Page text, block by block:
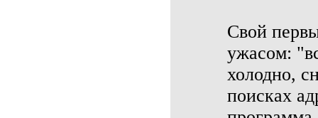
Cвой
ужасом:
холодно,
поисках